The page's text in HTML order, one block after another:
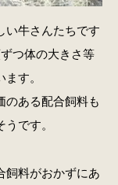
い牛さんたちです
つ体の大きさ等
す。
のある配合飼料も
です。
飼料がおかずにあ